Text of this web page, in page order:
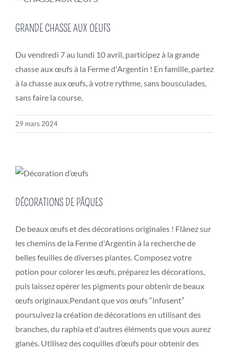
GRANDE CHASSE AUX OEUFS
Du vendredi 7 au lundi 10 avril, participez à la grande
chasse aux œufs à la Ferme d'Argentin ! En famille, partez
à la chasse aux œufs, à votre rythme, sans bousculades,
sans faire la course.
29 mars 2024
DÉCORATIONS DE PÂQUES
De beaux œufs et des décorations originales ! Flânez sur
les chemins de la Ferme d'Argentin à la recherche de
belles feuilles de diverses plantes. Composez votre
potion pour colorer les œufs, préparez les décorations,
puis laissez opérer les pigments pour obtenir de beaux
œufs originaux.Pendant que vos œufs “infusent”
poursuivez la création de décorations en utilisant des
branches, du raphia et d'autres éléments que vous aurez
glanés. Utilisez des coquilles d’œufs pour obtenir des